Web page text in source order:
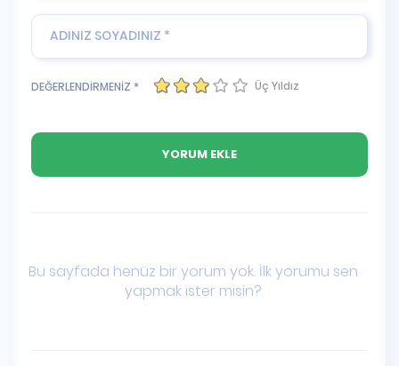
DEĞERLENDİRMENİZ * Üç Yıldız
Bu sayfada henüz bir yorum yok. İlk yorumu sen
yapmak ister misin?